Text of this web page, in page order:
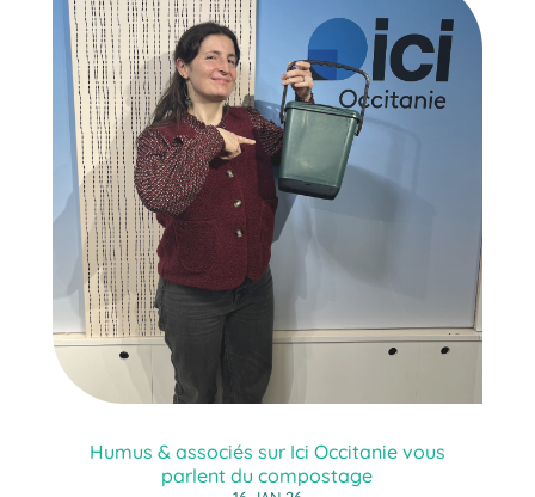
Humus & associés sur Ici Occitanie vous
parlent du compostage